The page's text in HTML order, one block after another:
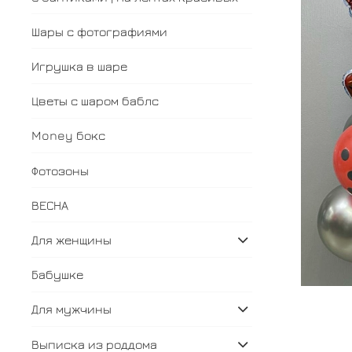
Шары с фотографиями
Игрушка в шаре
Цветы с шаром баблс
Money бокс
Фотозоны
ВЕСНА
Для женщины
Бабушке
Для мужчины
Выписка из роддома